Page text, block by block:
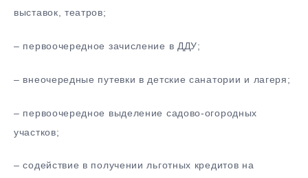
выставок, театров;
– первоочередное зачисление в ДДУ;
– внеочередные путевки в детские санатории и лагеря;
– первоочередное выделение садово-огородных
участков;
– содействие в получении льготных кредитов на